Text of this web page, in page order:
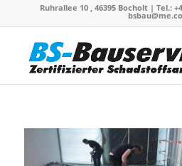
Ruhrallee 10 , 46395 Bocholt | Tel.: